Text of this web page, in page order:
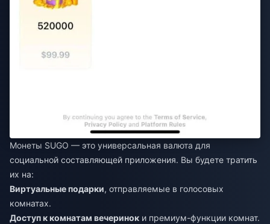
Монеты SUGO — это универсальная валюта для
социальной составляющей приложения. Вы будете тратить
их на:
Виртуальные подарки, отправляемые в голосовых
комнатах.
Доступ к комнатам вечеринок и премиум-функции комнат.